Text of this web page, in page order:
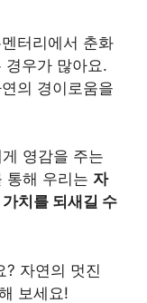
터리에서 춘화
경우가 많아요.
의 경이로움을
영감을 주는
통해 우리는 자
치를 되새길 수
? 자연의 멋진
보세요!